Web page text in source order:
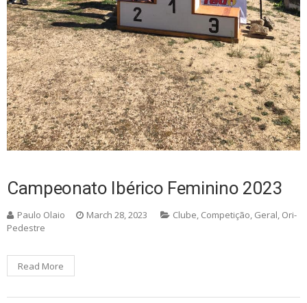
Campeonato Ibérico Feminino 2023
Paulo Olaio March 28, 2023 Clube, Competição, Geral, Ori-
Pedestre
Read More